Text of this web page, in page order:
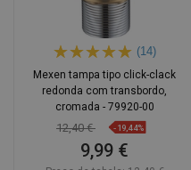
(14)
Mexen tampa tipo click-clack
redonda com transbordo,
cromada - 79920-00
12,40 € -19,44%
9,99 €